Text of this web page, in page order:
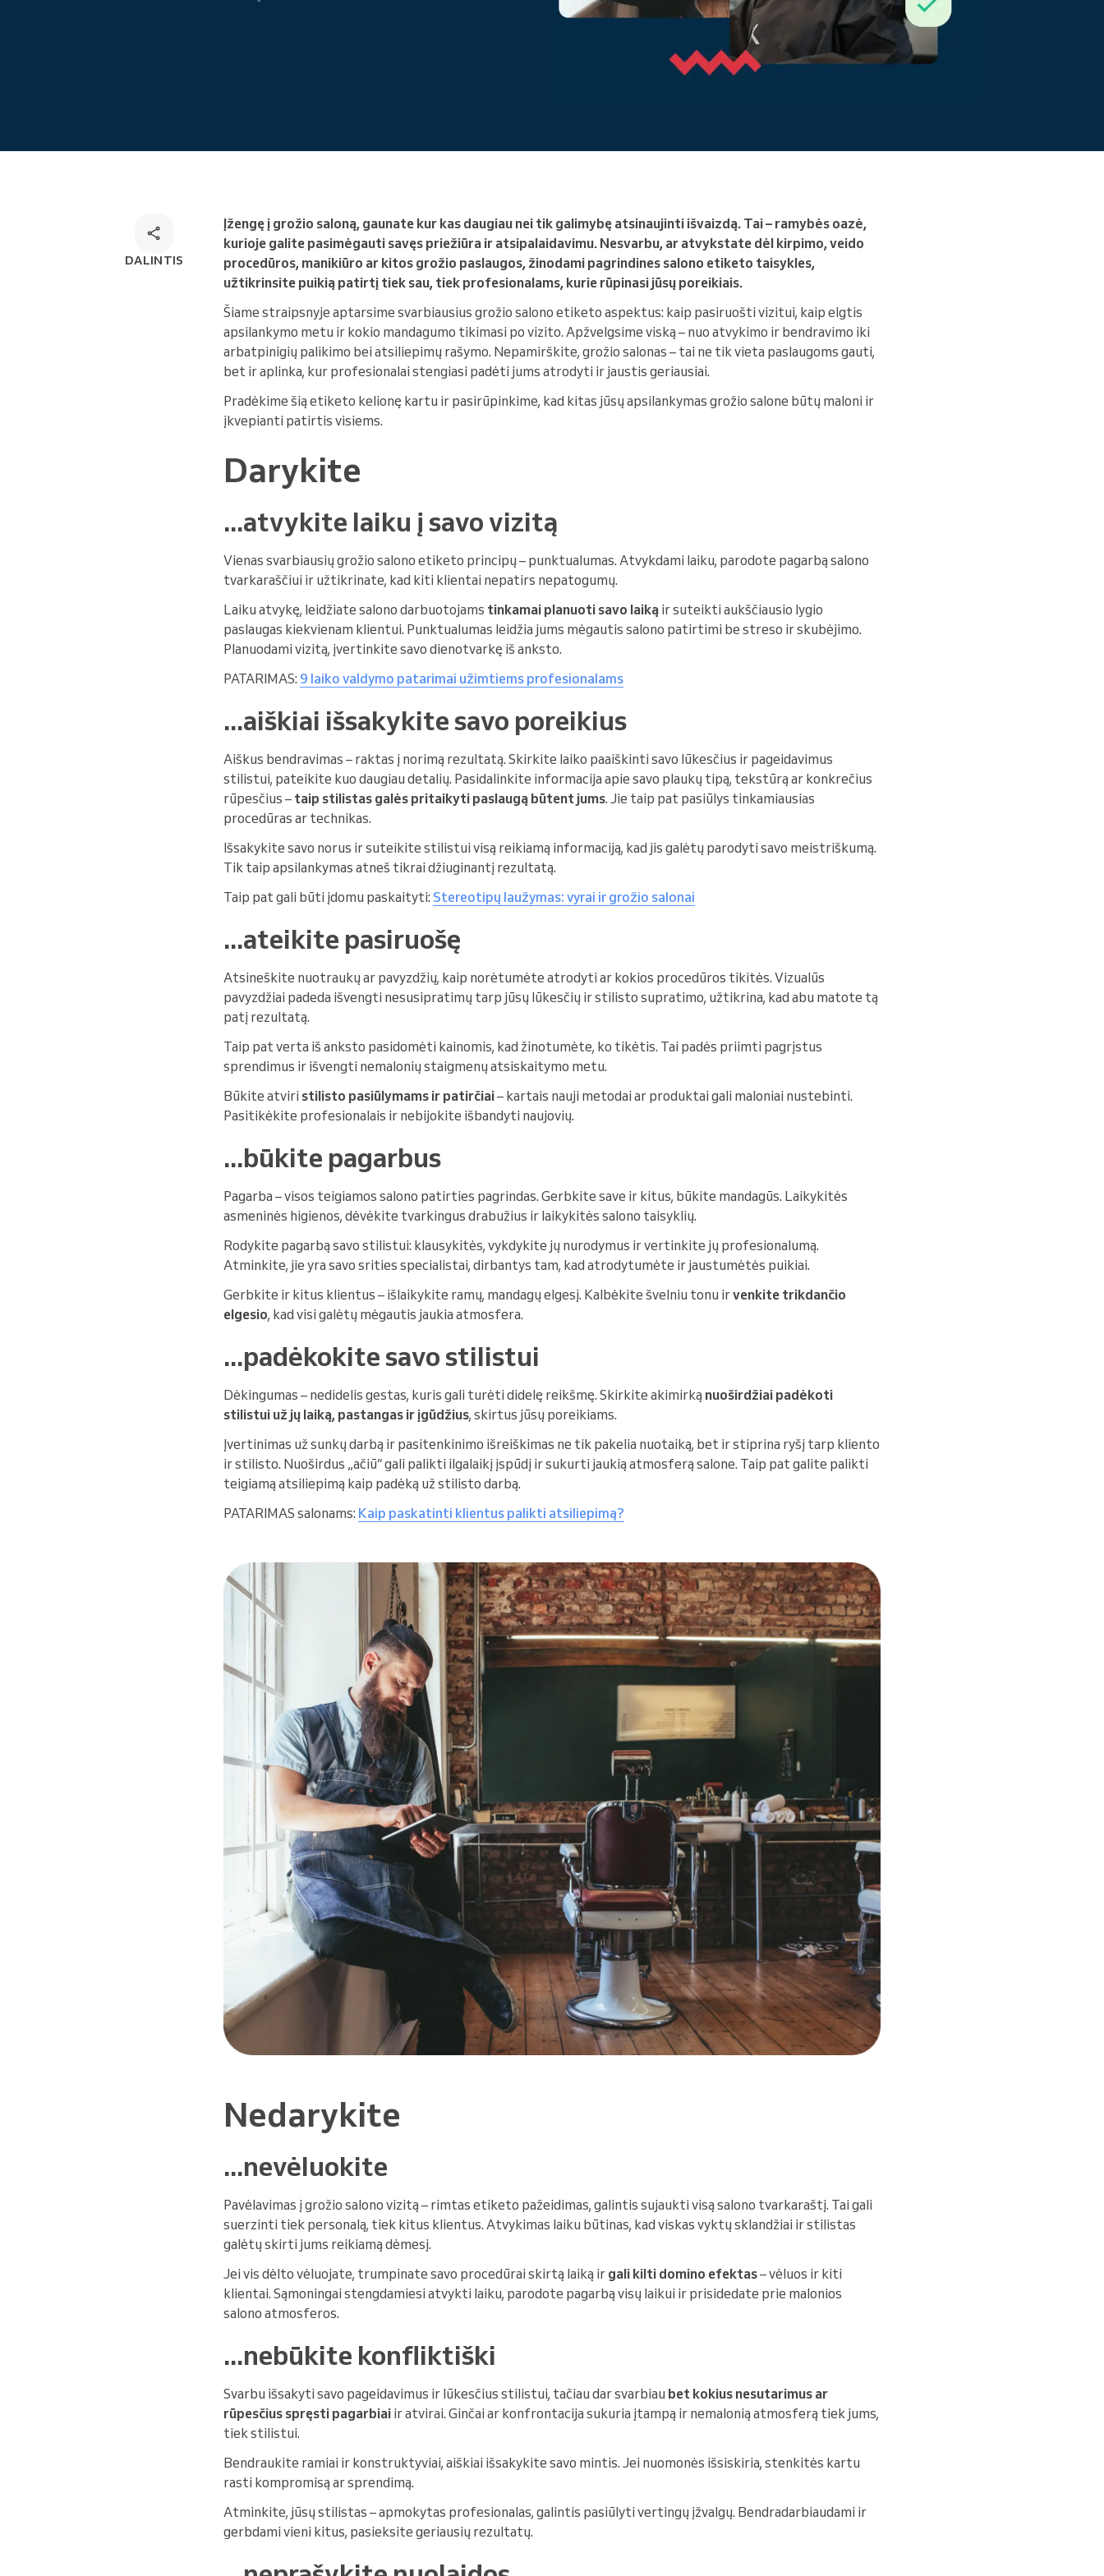
Skaityti daugiau
DALINTIS
Įžengę į grožio saloną, gaunate kur kas daugiau nei tik galimybę atsinaujinti išvaizdą. Tai – ramybės oazė,
kurioje galite pasimėgauti savęs priežiūra ir atsipalaidavimu. Nesvarbu, ar atvykstate dėl kirpimo, veido
procedūros, manikiūro ar kitos grožio paslaugos, žinodami pagrindines salono etiketo taisykles,
užtikrinsite puikią patirtį tiek sau, tiek profesionalams, kurie rūpinasi jūsų poreikiais.
Šiame straipsnyje aptarsime svarbiausius grožio salono etiketo aspektus: kaip pasiruošti vizitui, kaip elgtis
apsilankymo metu ir kokio mandagumo tikimasi po vizito. Apžvelgsime viską – nuo atvykimo ir bendravimo iki
arbatpinigių palikimo bei atsiliepimų rašymo. Nepamirškite, grožio salonas – tai ne tik vieta paslaugoms gauti,
bet ir aplinka, kur profesionalai stengiasi padėti jums atrodyti ir jaustis geriausiai.
Pradėkime šią etiketo kelionę kartu ir pasirūpinkime, kad kitas jūsų apsilankymas grožio salone būtų maloni ir
įkvepianti patirtis visiems.
Darykite
...atvykite laiku į savo vizitą
Vienas svarbiausių grožio salono etiketo principų – punktualumas. Atvykdami laiku, parodote pagarbą salono
tvarkaraščiui ir užtikrinate, kad kiti klientai nepatirs nepatogumų.
Laiku atvykę, leidžiate salono darbuotojams tinkamai planuoti savo laiką ir suteikti aukščiausio lygio
paslaugas kiekvienam klientui. Punktualumas leidžia jums mėgautis salono patirtimi be streso ir skubėjimo.
Planuodami vizitą, įvertinkite savo dienotvarkę iš anksto.
PATARIMAS: 9 laiko valdymo patarimai užimtiems profesionalams
...aiškiai išsakykite savo poreikius
Aiškus bendravimas – raktas į norimą rezultatą. Skirkite laiko paaiškinti savo lūkesčius ir pageidavimus
stilistui, pateikite kuo daugiau detalių. Pasidalinkite informacija apie savo plaukų tipą, tekstūrą ar konkrečius
rūpesčius – taip stilistas galės pritaikyti paslaugą būtent jums. Jie taip pat pasiūlys tinkamiausias
procedūras ar technikas.
Išsakykite savo norus ir suteikite stilistui visą reikiamą informaciją, kad jis galėtų parodyti savo meistriškumą.
Tik taip apsilankymas atneš tikrai džiuginantį rezultatą.
Taip pat gali būti įdomu paskaityti: Stereotipų laužymas: vyrai ir grožio salonai
...ateikite pasiruošę
Atsineškite nuotraukų ar pavyzdžių, kaip norėtumėte atrodyti ar kokios procedūros tikitės. Vizualūs
pavyzdžiai padeda išvengti nesusipratimų tarp jūsų lūkesčių ir stilisto supratimo, užtikrina, kad abu matote tą
patį rezultatą.
Taip pat verta iš anksto pasidomėti kainomis, kad žinotumėte, ko tikėtis. Tai padės priimti pagrįstus
sprendimus ir išvengti nemalonių staigmenų atsiskaitymo metu.
Būkite atviri stilisto pasiūlymams ir patirčiai– kartais nauji metodai ar produktai gali maloniai nustebinti.
Pasitikėkite profesionalais ir nebijokite išbandyti naujovių.
...būkite pagarbus
Pagarba – visos teigiamos salono patirties pagrindas. Gerbkite save ir kitus, būkite mandagūs. Laikykitės
asmeninės higienos, dėvėkite tvarkingus drabužius ir laikykitės salono taisyklių.
Rodykite pagarbą savo stilistui: klausykitės, vykdykite jų nurodymus ir vertinkite jų profesionalumą.
Atminkite, jie yra savo srities specialistai, dirbantys tam, kad atrodytumėte ir jaustumėtės puikiai.
Gerbkite ir kitus klientus – išlaikykite ramų, mandagų elgesį. Kalbėkite švelniu tonu irvenkite trikdančio
elgesio, kad visi galėtų mėgautis jaukia atmosfera.
...padėkokite savo stilistui
Dėkingumas – nedidelis gestas, kuris gali turėti didelę reikšmę. Skirkite akimirką nuoširdžiai padėkoti
stilistui už jų laiką, pastangas ir įgūdžius, skirtus jūsų poreikiams.
Įvertinimas už sunkų darbą ir pasitenkinimo išreiškimas ne tik pakelia nuotaiką, bet ir stiprina ryšį tarp kliento
ir stilisto. Nuoširdus „ačiū“ gali palikti ilgalaikį įspūdį ir sukurti jaukią atmosferą salone. Taip pat galite palikti
teigiamą atsiliepimą kaip padėką už stilisto darbą.
PATARIMAS salonams: Kaip paskatinti klientus palikti atsiliepimą?
Nedarykite
...nevėluokite
Pavėlavimas į grožio salono vizitą – rimtas etiketo pažeidimas, galintis sujaukti visą salono tvarkaraštį. Tai gali
suerzinti tiek personalą, tiek kitus klientus. Atvykimas laiku būtinas, kad viskas vyktų sklandžiai ir stilistas
galėtų skirti jums reikiamą dėmesį.
Jei vis dėlto vėluojate, trumpinate savo procedūrai skirtą laiką ir gali kilti domino efektas– vėluos ir kiti
klientai. Sąmoningai stengdamiesi atvykti laiku, parodote pagarbą visų laikui ir prisidedate prie malonios
salono atmosferos.
...nebūkite konfliktiški
Svarbu išsakyti savo pageidavimus ir lūkesčius stilistui, tačiau dar svarbiau bet kokius nesutarimus ar
rūpesčius spręsti pagarbiai ir atvirai. Ginčai ar konfrontacija sukuria įtampą ir nemalonią atmosferą tiek jums,
tiek stilistui.
Bendraukite ramiai ir konstruktyviai, aiškiai išsakykite savo mintis. Jei nuomonės išsiskiria, stenkitės kartu
rasti kompromisą ar sprendimą.
Atminkite, jūsų stilistas – apmokytas profesionalas, galintis pasiūlyti vertingų įžvalgų. Bendradarbiaudami ir
gerbdami vieni kitus, pasieksite geriausių rezultatų.